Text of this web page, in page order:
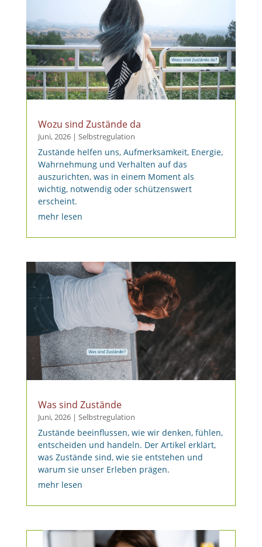
Wozu sind Zustände da
Juni, 2026| Selbstregulation
Zustände helfen uns, Aufmerksamkeit, Energie,
Wahrnehmung und Verhalten auf das
auszurichten, was in einem Moment als
wichtig, notwendig oder schützenswert
erscheint.
mehr lesen
Was sind Zustände
Juni, 2026| Selbstregulation
Zustände beeinflussen, wie wir denken, fühlen,
entscheiden und handeln. Der Artikel erklärt,
was Zustände sind, wie sie entstehen und
warum sie unser Erleben prägen.
mehr lesen